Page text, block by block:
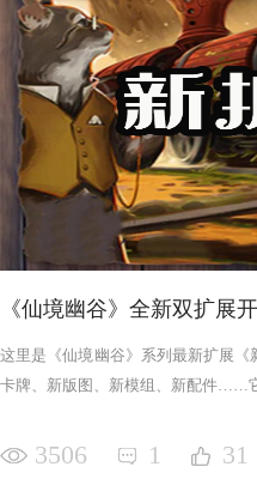
《仙境幽谷》全新双扩展
这里是《仙境幽谷》系列最新扩展
卡牌、新版图、新模组、新配件……
3506 1 31